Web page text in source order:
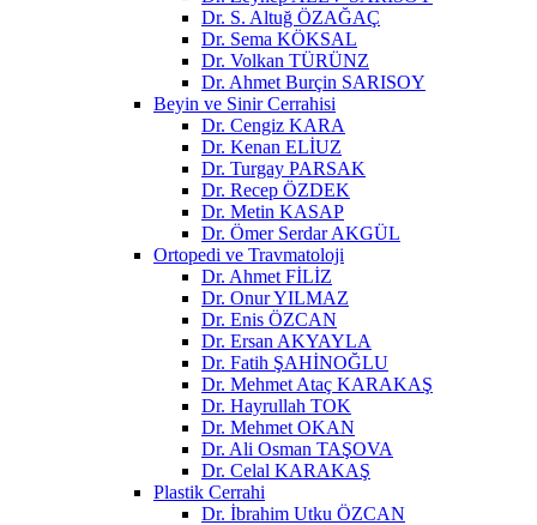
Dr. S. Altuğ ÖZAĞAÇ
Dr. Sema KÖKSAL
Dr. Volkan TÜRÜNZ
Dr. Ahmet Burçin SARISOY
Beyin ve Sinir Cerrahisi
Dr. Cengiz KARA
Dr. Kenan ELİUZ
Dr. Turgay PARSAK
Dr. Recep ÖZDEK
Dr. Metin KASAP
Dr. Ömer Serdar AKGÜL
Ortopedi ve Travmatoloji
Dr. Ahmet FİLİZ
Dr. Onur YILMAZ
Dr. Enis ÖZCAN
Dr. Ersan AKYAYLA
Dr. Fatih ŞAHİNOĞLU
Dr. Mehmet Ataç KARAKAŞ
Dr. Hayrullah TOK
Dr. Mehmet OKAN
Dr. Ali Osman TAŞOVA
Dr. Celal KARAKAŞ
Plastik Cerrahi
Dr. İbrahim Utku ÖZCAN